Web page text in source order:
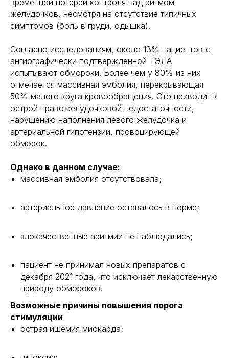
временной потерей контроля над ритмом
желудочков, несмотря на отсутствие типичных
симптомов (боль в груди, одышка).
Согласно исследованиям, около 13% пациентов с
ангиографически подтвержденной ТЭЛА
испытывают обмороки. Более чем у 80% из них
отмечается массивная эмболия, перекрывающая
50% малого круга кровообращения. Это приводит к
острой правожелудочковой недостаточности,
нарушению наполнения левого желудочка и
артериальной гипотензии, провоцирующей
обморок.
Однако в данном случае:
массивная эмболия отсутствовала;
артериальное давление оставалось в норме;
злокачественные аритмии не наблюдались;
пациент не принимал новых препаратов с
декабря 2021 года, что исключает лекарственную
природу обмороков.
Возможные причины повышения порога
стимуляции
острая ишемия миокарда;